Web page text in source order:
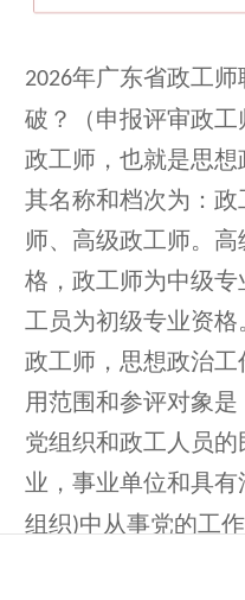
2026年广东省政工
破？（申报评审政工
政工师，也就是思想
其名称和档次为：
师、高级政工师。
格，政工师为中级
工员为初级专业资格
政工师，思想政治
用范围和参评对象
党组织和政工人员
业，事业单位和具
组织)中从事党的工